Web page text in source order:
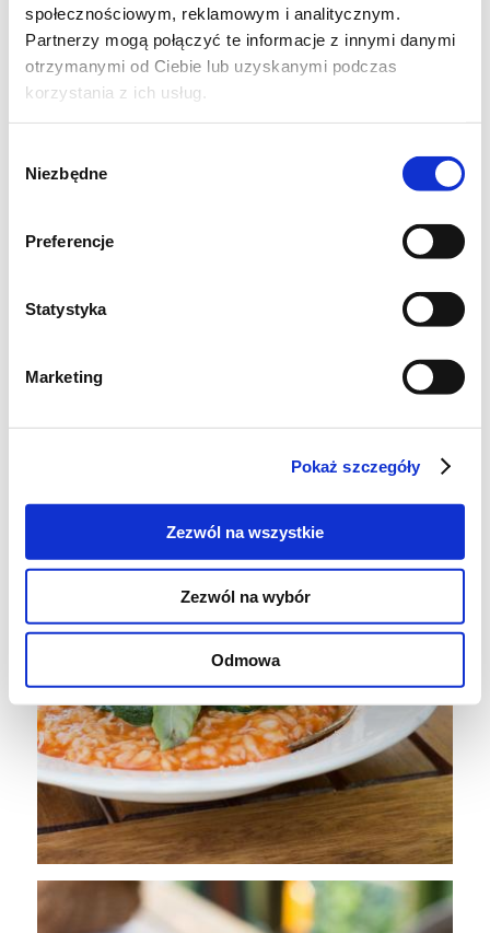
społecznościowym, reklamowym i analitycznym.
Partnerzy mogą połączyć te informacje z innymi danymi
otrzymanymi od Ciebie lub uzyskanymi podczas
korzystania z ich usług.
zgody
Niezbędne
Preferencje
Statystyka
Marketing
Pokaż szczegóły
Zezwól na wszystkie
Zezwól na wybór
Odmowa
Pamiętajcie, risotto „pije” dużo płynu,
przygotujcie więc dobry bulion. W momencie,
gdy rondel z risotto zestawiacie z ognia,
danie powinno mieć konsystencję dość
nieco stężeje, a po kolejnych kilku minutach